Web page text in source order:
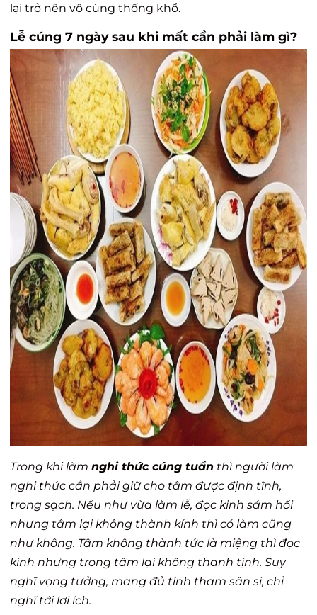
lại trở nên vô cùng thống khổ.
Lễ cúng 7 ngày sau khi mất cần phải làm gì?
Trong khi làm nghi thức cúng tuần thì người làm
nghi thức cần phải giữ cho tâm được định tĩnh,
trong sạch. Nếu như vừa làm lễ, đọc kinh sám hối
nhưng tâm lại không thành kính thì có làm cũng
như không. Tâm không thành tức là miệng thì đọc
kinh nhưng trong tâm lại không thanh tịnh. Suy
nghĩ vọng tưởng, mang đủ tính tham sân si, chỉ
nghĩ tới lợi ích.